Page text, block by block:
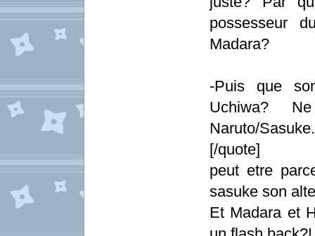
possesseur
Madara?
-Puis que
Uchiwa?
Naruto/
[/quote]
peut etre
sasuke son
Et Madara et